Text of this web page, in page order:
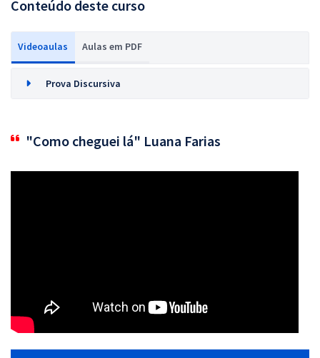
Conteúdo deste curso
Videoaulas Aulas em PDF
Prova Discursiva
"Como cheguei lá" Luana Farias